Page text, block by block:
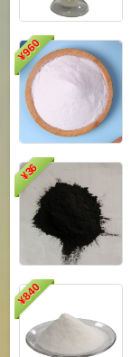
¥
960
¥
36
¥
840